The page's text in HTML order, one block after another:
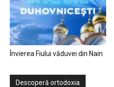
Învierea Fiului văduvei din Nain
Descoperă ortodoxia